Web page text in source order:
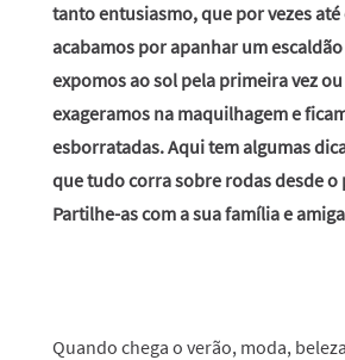
tanto entusiasmo, que por vezes até
acabamos por apanhar um
expomos ao sol pela primeira vez
exageramos na maquilhagem e
esborratadas. Aqui tem algumas
que tudo corra sobre rodas desde
Partilhe-as com a sua família e
Quando chega o verão, moda,